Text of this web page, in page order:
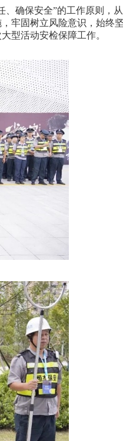
确保安全”的工作原则，
牢固树立风险意识，始终
型活动安检保障工作。